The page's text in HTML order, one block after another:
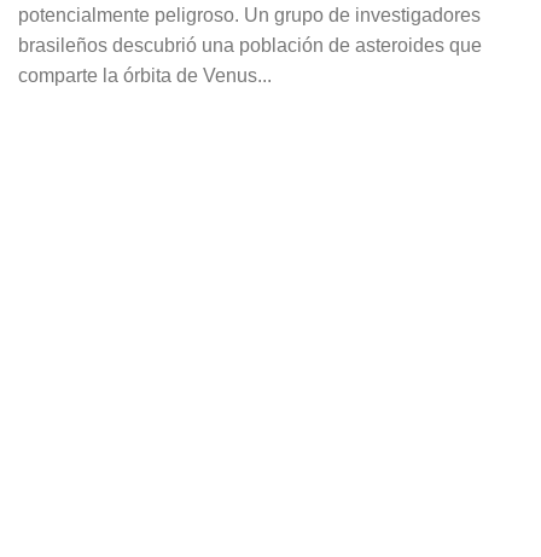
potencialmente peligroso. Un grupo de investigadores
brasileños descubrió una población de asteroides que
comparte la órbita de Venus...